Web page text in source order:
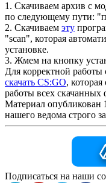
1. Скачиваем архив с
по следующему пути:
2. Скачиваем эту
"scan", которая
установке.
3. Жмем на кнопку
Для корректной
скачать CS:GO,
работы всех скачанных
Материал опубликован
нашего ведома строго
Подписаться на наши